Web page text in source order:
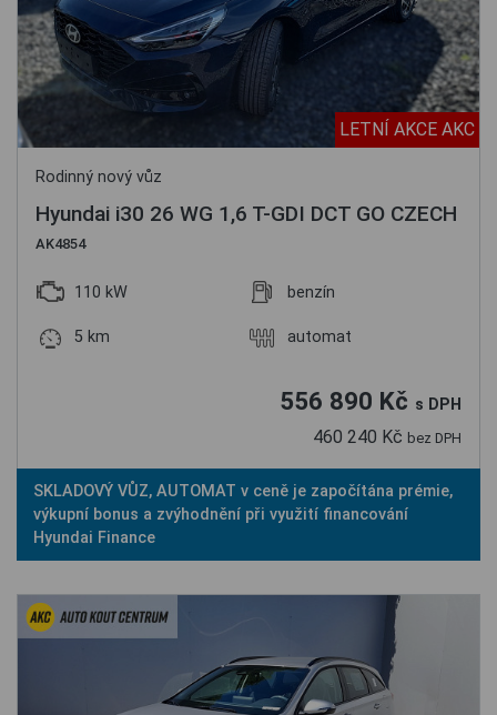
LETNÍ AKCE AKC
Rodinný nový vůz
Hyundai i30 26 WG 1,6 T-GDI DCT GO CZECH
AK4854
110 kW benzín
5 km automat
556 890 Kč s DPH
460 240 Kč bez DPH
SKLADOVÝ VŮZ, AUTOMAT v ceně je započítána prémie,
výkupní bonus a zvýhodnění při využití financování
Hyundai Finance